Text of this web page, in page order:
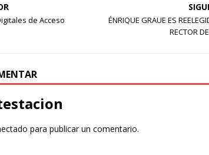
de Acceso
ÉNRIQUE GRAUE ES
RECTOR
para publicar un comentario.